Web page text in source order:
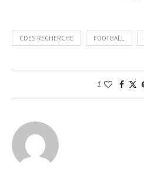
CDES RECHERCHE FOOTBALL
1